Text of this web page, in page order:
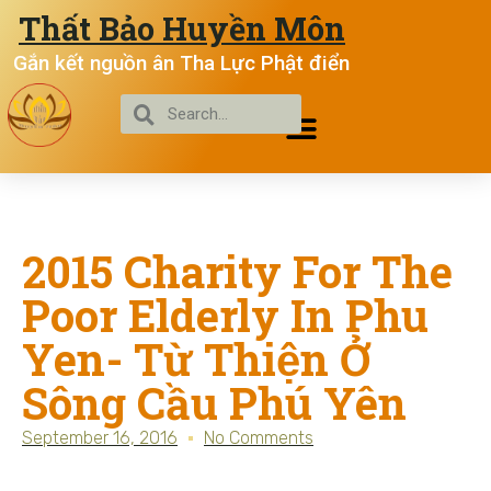
Thất Bảo Huyền Môn
Gắn kết nguồn ân Tha Lực Phật điển
2015 Charity For The
Poor Elderly In Phu
Yen- Từ Thiện Ở
Sông Cầu Phú Yên
September 16, 2016 No Comments